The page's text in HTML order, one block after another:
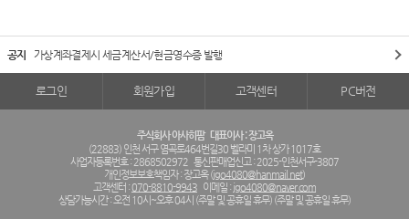
공지 가상계좌결제시 세금계산서/현금영수증 발행
로그인 회원가입 고객센터 PC버전
주식회사 아사히팜 대표이사 : 장고옥
(22883) 인천 서구 염곡로464번길30 벨라미 1차 상가 1017호
사업자등록번호 : 2868502972 통신판매업신고 : 2025-인천서구-3807
개인정보보호책임자 : 장고옥 (jgo4080@hanmail.net)
고객센터 :070-8810-9943 이메일 : jgo4080@naver.com
상담가능시간 : 오전 10시~오후 04시 (주말 및 공휴일 휴무) (주말 및 공휴일 휴무)